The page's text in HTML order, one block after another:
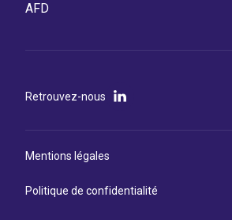
AFD
Mentions légales
Politique de confidentialité
Retrouvez-nous